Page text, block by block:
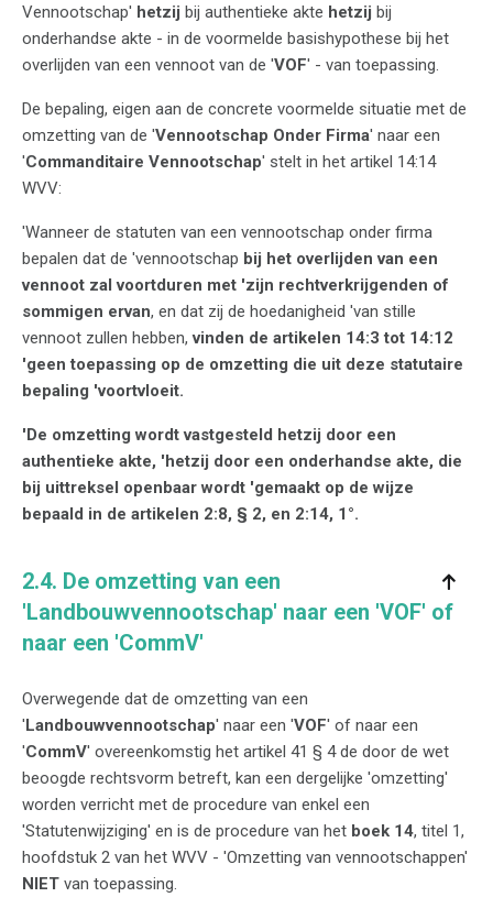
Vennootschap' hetzij bij authentieke akte hetzij bij
onderhandse akte - in de voormelde basishypothese bij het
overlijden van een vennoot van de 'VOF' - van toepassing.
De bepaling, eigen aan de concrete voormelde situatie met de
omzetting van de 'Vennootschap Onder Firma' naar een
'Commanditaire Vennootschap' stelt in het artikel 14:14
WVV:
'Wanneer de statuten van een vennootschap onder firma
bepalen dat de 'vennootschap bij het overlijden van een
vennoot zal voortduren met 'zijn rechtverkrijgenden of
sommigen ervan, en dat zij de hoedanigheid 'van stille
vennoot zullen hebben,vinden de artikelen 14:3 tot 14:12
'geen toepassing op de omzetting die uit deze statutaire
bepaling 'voortvloeit.
'De omzetting wordt vastgesteld hetzij door een
authentieke akte, 'hetzij door een onderhandse akte, die
bij uittreksel openbaar wordt 'gemaakt op de wijze
bepaald in de artikelen 2:8, § 2, en 2:14, 1°.
2.4. De omzetting van een
'Landbouwvennootschap' naar een 'VOF' of
naar een 'CommV'
Overwegende dat de omzetting van een
'Landbouwvennootschap' naar een 'VOF' of naar een
'CommV' overeenkomstig het artikel 41 § 4 de door de wet
beoogde rechtsvorm betreft, kan een dergelijke 'omzetting'
worden verricht met de procedure van enkel een
'Statutenwijziging' en is de procedure van het boek 14, titel 1,
hoofdstuk 2 van het WVV - 'Omzetting van vennootschappen'
NIET van toepassing.